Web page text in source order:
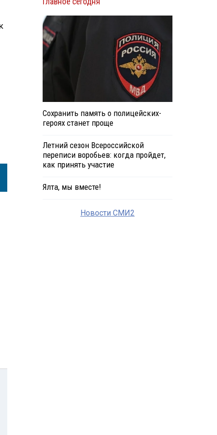
Сохранить память о полицейских-
героях станет проще
Летний сезон Всероссийской
переписи воробьев: когда пройдет,
как принять участие
Ялта, мы вместе!
Новости СМИ2